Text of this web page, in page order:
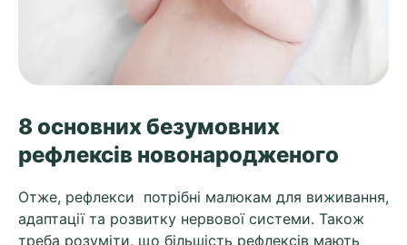
8 основних безумовних
рефлексів новонародженого
Отже, рефлекси потрібні малюкам для виживання,
адаптації та розвитку нервової системи. Також
треба розуміти, що більшість рефлексів мають